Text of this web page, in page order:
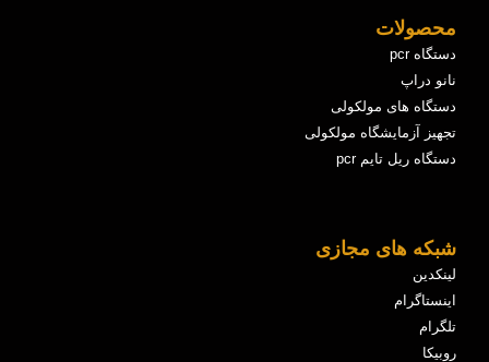
محصولات
دستگاه pcr
نانو دراپ
دستگاه های مولکولی
تجهیز آزمایشگاه مولکولی
دستگاه ریل تایم pcr
شبکه های مجازی
لینکدین
اینستاگرام
تلگرام
روبیکا